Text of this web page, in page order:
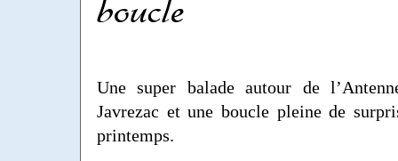
boucle
Une super balade autour de
Javrezac et une boucle pleine de
printemps.